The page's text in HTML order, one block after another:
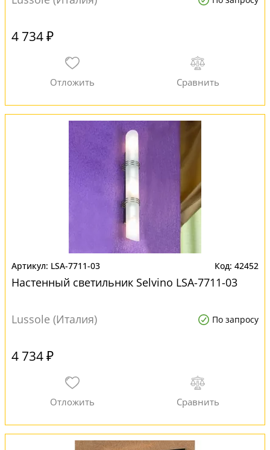
4 734 ₽
LSA-7711-03 42452
Настенный светильник Selvino LSA-7711-03
Lussole (Италия) По запросу
4 734 ₽